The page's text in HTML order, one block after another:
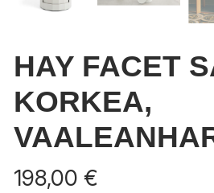
HAY FACET
KORKEA,
198,00 €